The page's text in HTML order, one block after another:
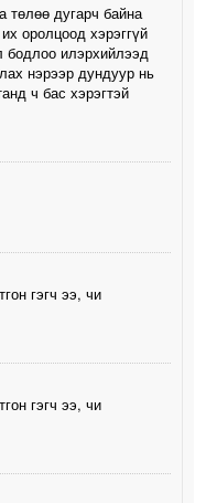
төлөө дугарч байна
оролцоод хэрэггүй
бодлоо илэрхийлээд
нэрээр дундуур нь
ч бас хэрэгтэй
гэгч ээ, чи
гэгч ээ, чи